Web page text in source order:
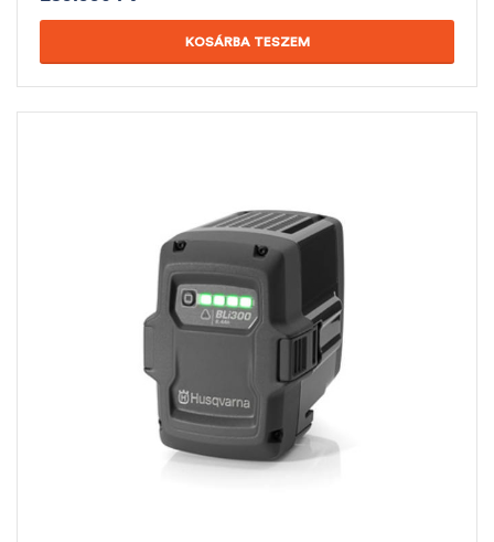
KOSÁRBA TESZEM